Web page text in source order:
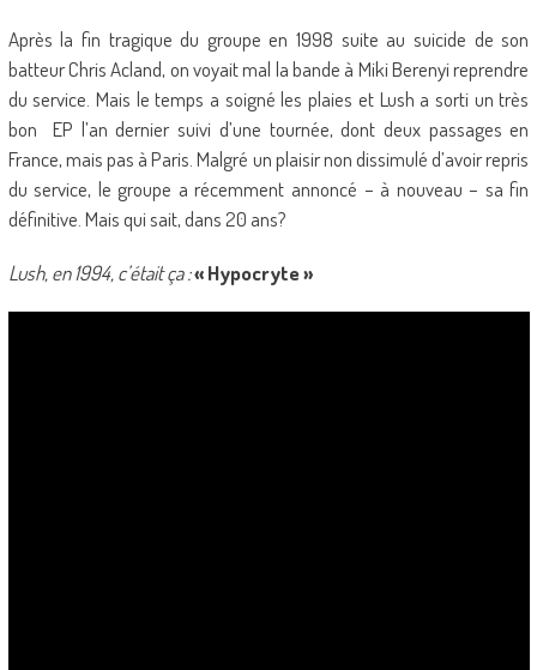
Après la fin tragique du groupe en 1998 suite au suicide de son
batteur Chris Acland, on voyait mal la bande à Miki Berenyi reprendre
du service. Mais le temps a soigné les plaies et Lush a sorti un très
bon EP l’an dernier suivi d’une tournée, dont deux passages en
France, mais pas à Paris. Malgré un plaisir non dissimulé d’avoir repris
du service, le groupe a récemment annoncé – à nouveau – sa fin
définitive. Mais qui sait, dans 20 ans?
Lush, en 1994, c’était ça :« Hypocryte »